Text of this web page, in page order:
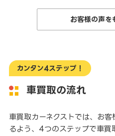
お客様の声を
カンタン4ステップ！
車買取の流れ
車買取カーネクストでは、お
るよう、4つのステップで車買